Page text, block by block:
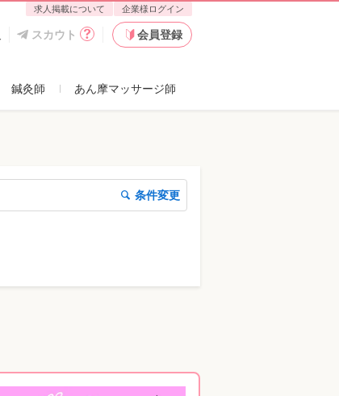
求人掲載について 企業様ログイン
スカウト 会員登録
鍼灸師 あん摩マッサージ師
条件変更